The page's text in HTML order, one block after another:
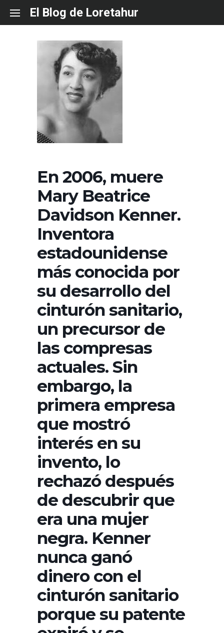
content
El Blog de Loretahur
En 2006, muere
Mary Beatrice
Davidson Kenner.
Inventora
estadounidense
más conocida por
su desarrollo del
cinturón sanitario,
un precursor de
las compresas
actuales. Sin
embargo, la
primera empresa
que mostró
interés en su
invento, lo
rechazó después
de descubrir que
era una mujer
negra. Kenner
nunca ganó
dinero con el
cinturón sanitario
porque su patente